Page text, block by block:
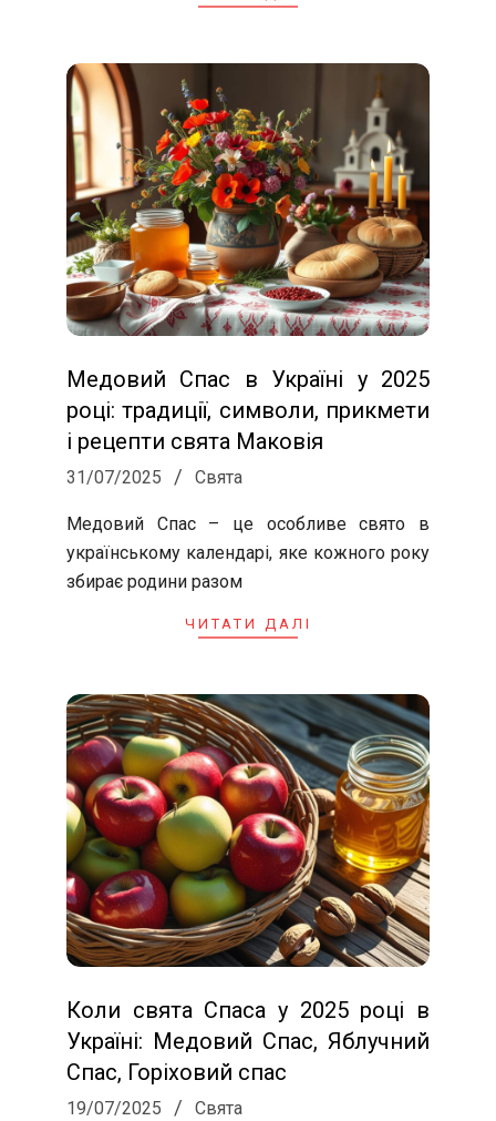
Медовий Спас в Україні у 2025
році: традиції, символи, прикмети
і рецепти свята Маковія
2025-
31
31/07/2025 Свята
Медовий Спас – це особливе свято в
українському календарі, яке кожного року
збирає родини разом
ЧИТАТИ ДАЛІ
Коли свята Спаса у 2025 році в
Україні: Медовий Спас, Яблучний
Спас, Горіховий спас
2025-
19/07/2025 Свята